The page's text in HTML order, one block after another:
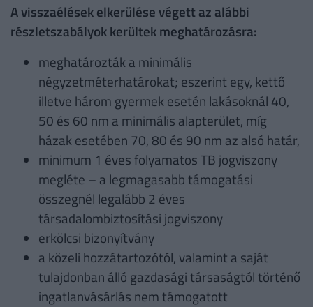
A visszaélések elkerülése végett az alábbi
részletszabályok kerültek meghatározásra:
meghatározták a minimális
négyzetméterhatárokat; eszerint egy, kettő
illetve három gyermek esetén lakásoknál 40,
50 és 60 nm a minimális alapterület, míg
házak esetében 70, 80 és 90 nm az alsó határ,
minimum 1 éves folyamatos TB jogviszony
megléte – a legmagasabb támogatási
összegnél legalább 2 éves
társadalombiztosítási jogviszony
erkölcsi bizonyítvány
a közeli hozzátartozótól, valamint a saját
tulajdonban álló gazdasági társaságtól történő
ingatlanvásárlás nem támogatott